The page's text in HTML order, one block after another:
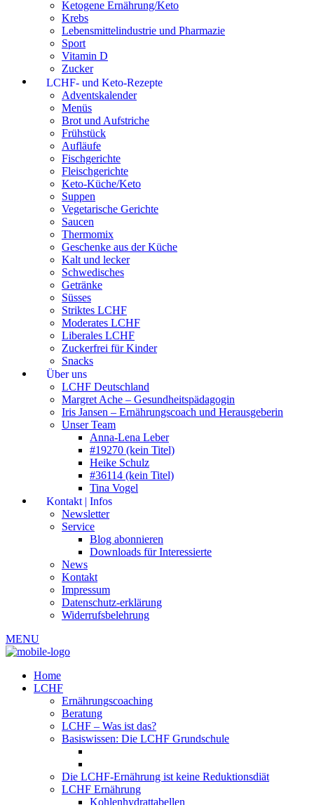
Ketogene Ernährung/Keto
Krebs
Lebensmittelindustrie und Pharmazie
Sport
Vitamin D
Zucker
LCHF- und Keto-Rezepte
Adventskalender
Menüs
Brot und Aufstriche
Frühstück
Aufläufe
Fischgerichte
Fleischgerichte
Keto-Küche/Keto
Suppen
Vegetarische Gerichte
Saucen
Thermomix
Geschenke aus der Küche
Kalt und lecker
Schwedisches
Getränke
Süsses
Striktes LCHF
Moderates LCHF
Liberales LCHF
Zuckerfrei für Kinder
Snacks
Über uns
LCHF Deutschland
Margret Ache – Gesundheitspädagogin
Iris Jansen – Ernährungscoach und Herausgeberin
Unser Team
Anna-Lena Leber
#19270 (kein Titel)
Heike Schulz
#36114 (kein Titel)
Tina Vogel
Kontakt | Infos
Newsletter
Service
Blog abonnieren
Downloads für Interessierte
News
Kontakt
Impressum
Datenschutz-erklärung
Widerrufsbelehrung
MENU
Home
LCHF
Ernährungscoaching
Beratung
LCHF – Was ist das?
Basiswissen: Die LCHF Grundschule
Die LCHF-Ernährung ist keine Reduktionsdiät
LCHF Ernährung
Kohlenhydrattabellen